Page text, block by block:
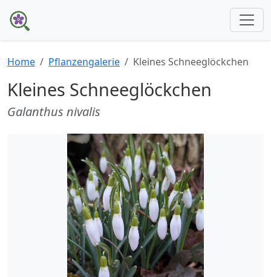
Home Pflanzengalerie Kleines Schneeglöckchen
Kleines Schneeglöckchen
Galanthus nivalis